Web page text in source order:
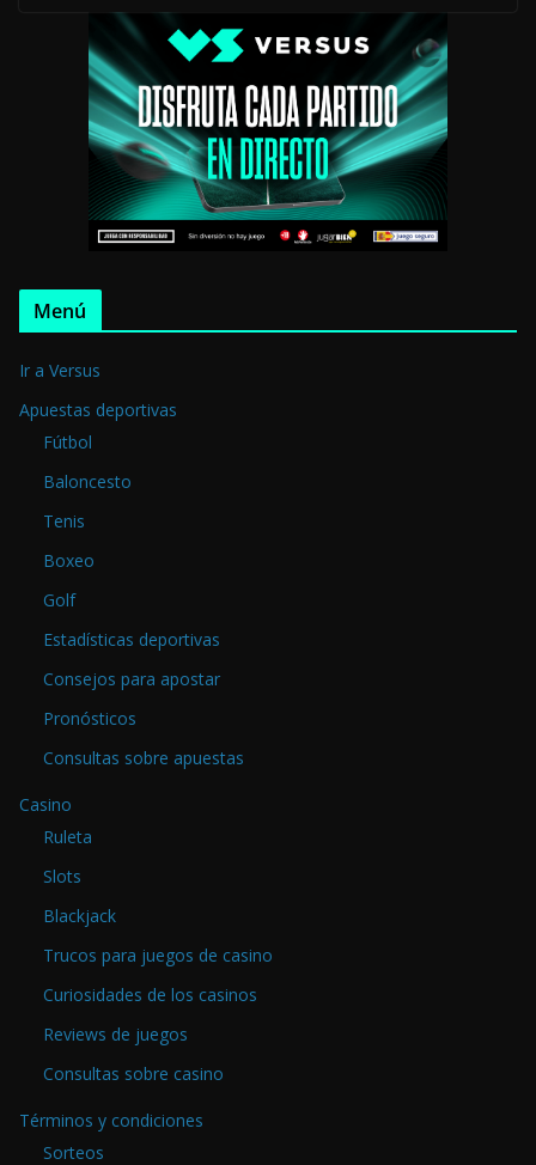
Menú
Ir a Versus
Apuestas deportivas
Fútbol
Baloncesto
Tenis
Boxeo
Golf
Estadísticas deportivas
Consejos para apostar
Pronósticos
Consultas sobre apuestas
Casino
Ruleta
Slots
Blackjack
Trucos para juegos de casino
Curiosidades de los casinos
Reviews de juegos
Consultas sobre casino
Términos y condiciones
Sorteos